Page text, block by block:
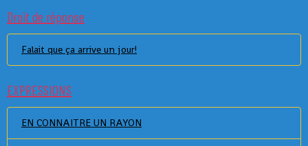
Droit de réponse
Falait que ça arrive un jour!
EXPRESSIONS
EN CONNAITRE UN RAYON